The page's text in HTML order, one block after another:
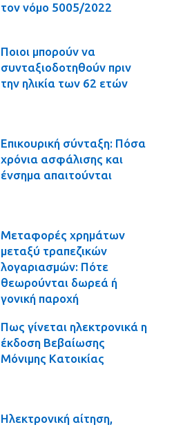
τον νόμο 5005/2022
Ποιοι μπορούν να
συνταξιοδοτηθούν πριν
την ηλικία των 62 ετών
Επικουρική σύνταξη: Πόσα
χρόνια ασφάλισης και
ένσημα απαιτούνται
Μεταφορές χρημάτων
μεταξύ τραπεζικών
λογαριασμών: Πότε
θεωρούνται δωρεά ή
γονική παροχή
Πως γίνεται ηλεκτρονικά η
έκδοση Βεβαίωσης
Μόνιμης Κατοικίας
Ηλεκτρονική αίτηση,